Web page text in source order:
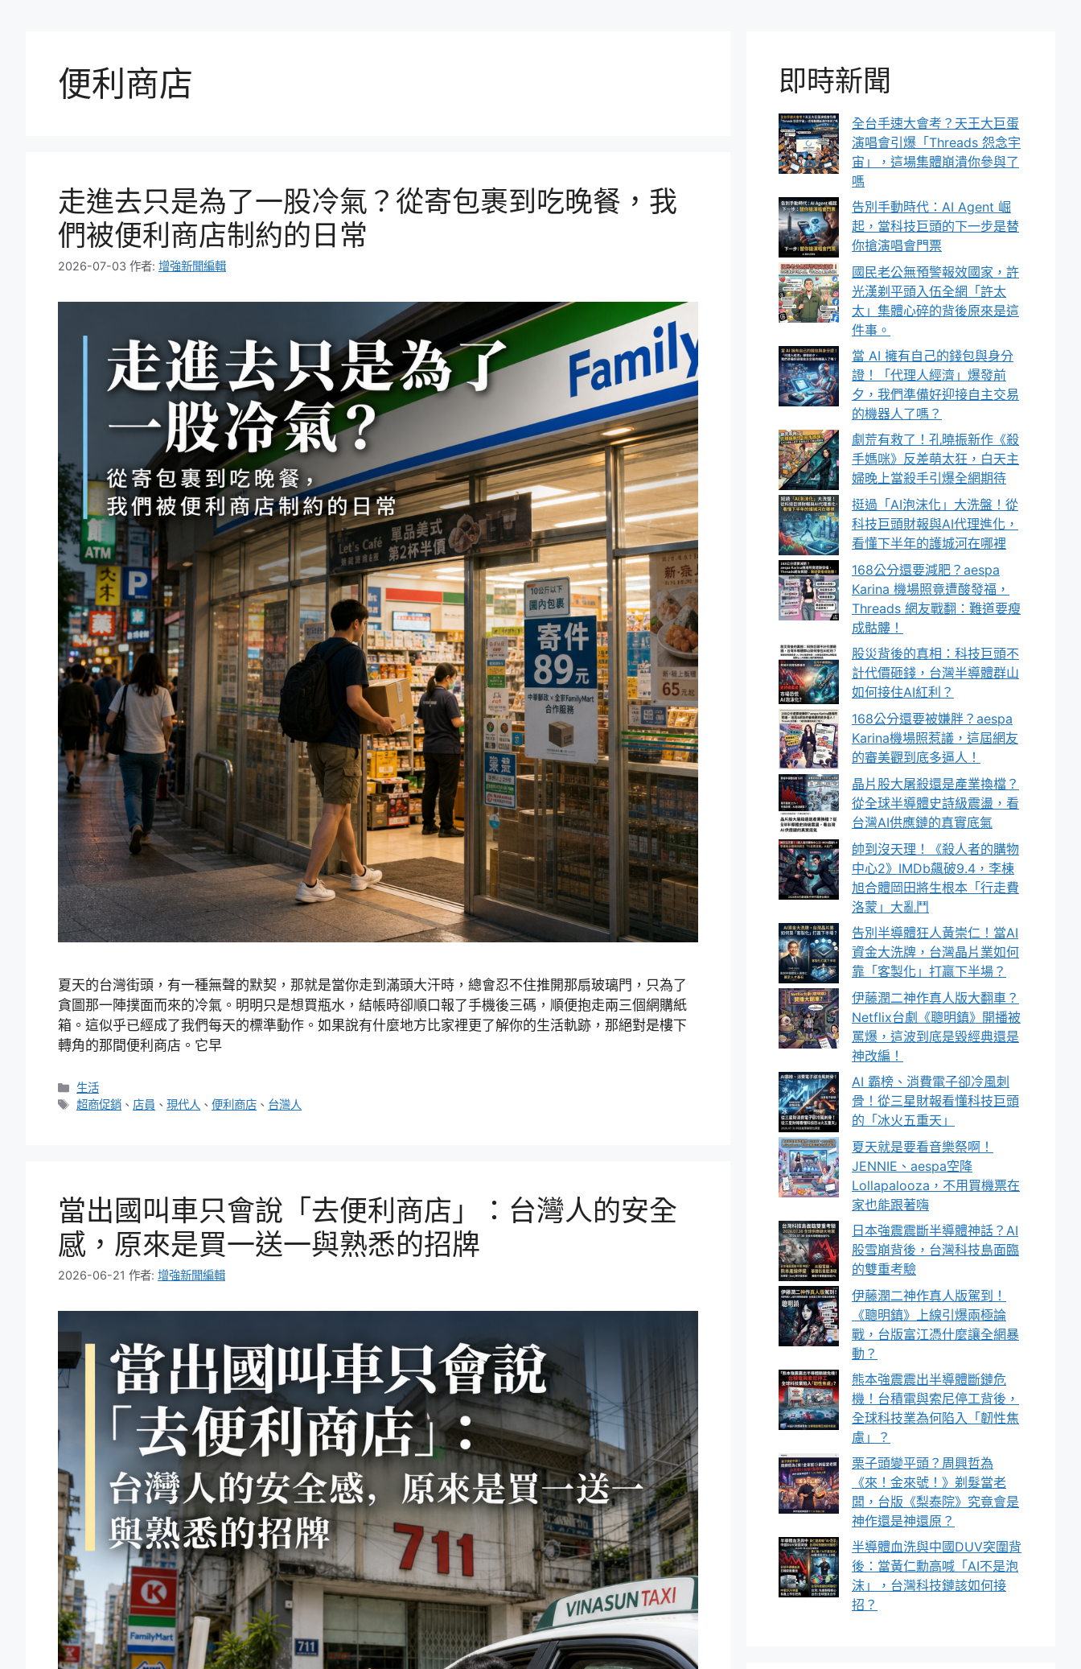
便利商店
走進去只是為了一股冷氣？從寄包裹到吃晚餐，我
們被便利商店制約的日常
2026-07-03 作者: 增強新聞編輯
夏天的台灣街頭，有一種無聲的默契，那就是當你走到滿頭大汗時，總會忍不住推開那扇玻璃門，只為了
貪圖那一陣撲面而來的冷氣。明明只是想買瓶水，結帳時卻順口報了手機後三碼，順便抱走兩三個網購紙
箱。這似乎已經成了我們每天的標準動作。如果說有什麼地方比家裡更了解你的生活軌跡，那絕對是樓下
轉角的那間便利商店。它早
分
類
生活
標
超商促銷 、 店員 、現代人 、便利商店 、 台灣人
當出國叫車只會說「去便利商店」：台灣人的安全
感，原來是買一送一與熟悉的招牌
2026-06-21 作者: 增強新聞編輯
即時新聞
全台手速大會考？天王大巨蛋
演唱會引爆「Threads 怨念宇
宙」，這場集體崩潰你參與了
嗎
告別手動時代：AI Agent 崛
起，當科技巨頭的下一步是替
你搶演唱會門票
國民老公無預警報效國家，許
光漢剃平頭入伍全網「許太
太」集體心碎的背後原來是這
件事。
當 AI 擁有自己的錢包與身分
證！「代理人經濟」爆發前
夕，我們準備好迎接自主交易
的機器人了嗎？
劇荒有救了！孔曉振新作《殺
手媽咪》反差萌太狂，白天主
婦晚上當殺手引爆全網期待
挺過「AI泡沫化」大洗盤！從
科技巨頭財報與AI代理進化，
看懂下半年的護城河在哪裡
168公分還要減肥？aespa
Karina 機場照竟遭酸發福，
Threads 網友戰翻：難道要瘦
成骷髏！
股災背後的真相：科技巨頭不
計代價砸錢，台灣半導體群山
如何接住AI紅利？
168公分還要被嫌胖？aespa
Karina機場照惹議，這屆網友
的審美觀到底多逼人！
晶片股大屠殺還是產業換檔？
從全球半導體史詩級震盪，看
台灣AI供應鏈的真實底氣
帥到沒天理！《殺人者的購物
中心2》IMDb飆破9.4，李棟
旭合體岡田將生根本「行走費
洛蒙」大亂鬥
告別半導體狂人黃崇仁！當AI
資金大洗牌，台灣晶片業如何
靠「客製化」打贏下半場？
伊藤潤二神作真人版大翻車？
Netflix台劇《聰明鎮》開播被
罵爆，這波到底是毀經典還是
神改編！
AI 霸榜、消費電子卻冷風刺
骨！從三星財報看懂科技巨頭
的「冰火五重天」
夏天就是要看音樂祭啊！
JENNIE、aespa空降
Lollapalooza，不用買機票在
家也能跟著嗨
日本強震震斷半導體神話？AI
股雪崩背後，台灣科技島面臨
的雙重考驗
伊藤潤二神作真人版駕到！
《聰明鎮》上線引爆兩極論
戰，台版富江憑什麼讓全網暴
動？
熊本強震震出半導體斷鏈危
機！台積電與索尼停工背後，
全球科技業為何陷入「韌性焦
慮」？
栗子頭變平頭？周興哲為
《來！金來號！》剃髮當老
闆，台版《梨泰院》究竟會是
神作還是神還原？
半導體血洗與中國DUV突圍背
後：當黃仁勳高喊「AI不是泡
沫」，台灣科技鏈該如何接
招？